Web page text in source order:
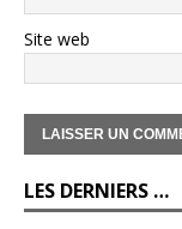
Site web
LES DERNIERS …